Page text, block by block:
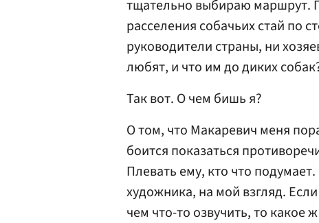
тщательно выбираю маршрут.
расселения собачьих стай по
руководители страны, ни
любят, и что им до диких
Так вот. О чем бишь я?
О том, что Макаревич меня
боится показаться
Плевать ему, кто что
художника, на мой взгляд.
чем что-то озвучить, то какое